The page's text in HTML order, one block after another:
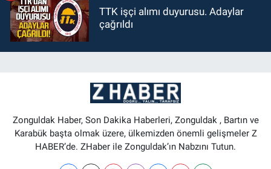
TTK işçi alımı duyurusu. Adaylar
çağrıldı
Zonguldak Haber, Son Dakika Haberleri, Zonguldak , Bartın ve
Karabük başta olmak üzere, ülkemizden önemli gelişmeler Z
HABER’de. ZHaber ile Zonguldak’ın Nabzını Tutun.